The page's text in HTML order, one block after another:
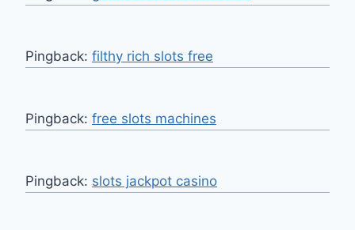
Pingback: filthy rich slots free
Pingback: free slots machines
Pingback: slots jackpot casino